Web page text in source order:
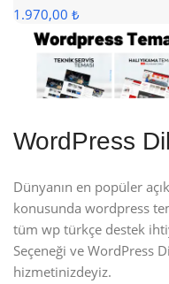
1.970,00 ₺
WordPress
Dünyanın en popüler
konusunda wordpress
tüm wp türkçe destek
Seçeneği ve WordPress
hizmetinizdeyiz.